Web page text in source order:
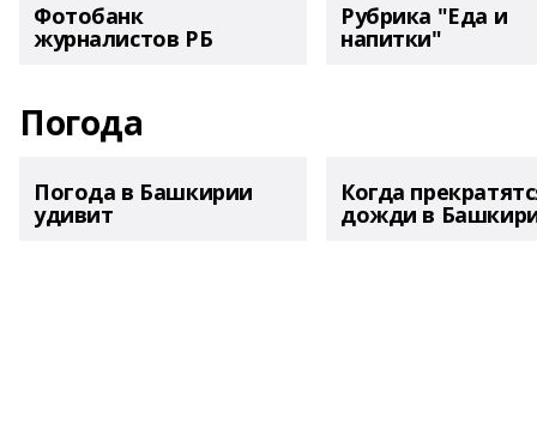
Фотобанк
журналистов РБ
Рубрика "Еда и
напитки"
Погода
Погода в Башкирии
удивит
Когда
дожди в